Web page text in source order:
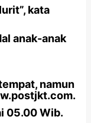
kata
anak-anak
namun
05.00 Wib.